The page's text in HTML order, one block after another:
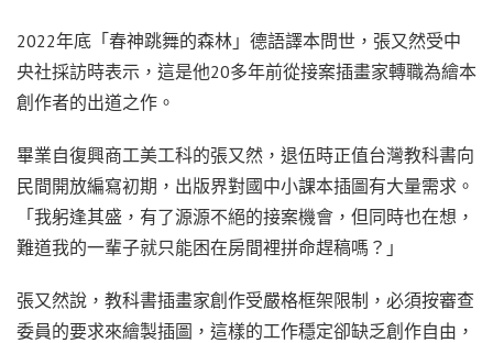
2022年底「春神跳舞的森林」德語譯本問世，張又然受中
央社採訪時表示，這是他20多年前從接案插畫家轉職為繪本
創作者的出道之作。
畢業自復興商工美工科的張又然，退伍時正值台灣教科書向
民間開放編寫初期，出版界對國中小課本插圖有大量需求。
「我躬逢其盛，有了源源不絕的接案機會，但同時也在想，
難道我的一輩子就只能困在房間裡拼命趕稿嗎？」
張又然說，教科書插畫家創作受嚴格框架限制，必須按審查
委員的要求來繪製插圖，這樣的工作穩定卻缺乏創作自由，